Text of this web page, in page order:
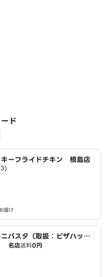
ド
キーフライドチキン 槙島店
届け
パスタ（取扱：ピザハット
）
名店送料0円